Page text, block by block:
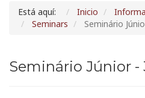
Está aquí: Inicio
Seminars
Seminário
Seminário Júnior -